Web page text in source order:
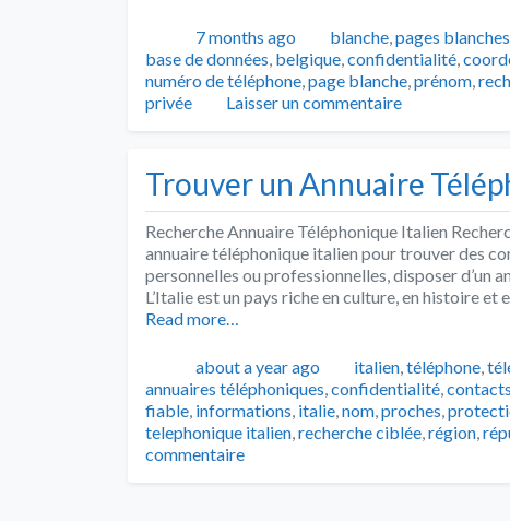
Publié7 months ago Catégories
blanche,pages blanches
base de données, belgique,confidentialité,
numéro de téléphone,page blanche,prénom,
privée
Laisser un commentaire
Trouver un Annuaire
Recherche Annuaire Téléphonique Italien
annuaire téléphonique italien pour trouver des
personnelles ou professionnelles, disposer d’un
L’Italie est un pays riche en culture, en histoire
Read more…
Publié
about a year ago Catégories
italien,téléphone,
annuaires téléphoniques,confidentialité,contacts
fiable, informations, italie,nom,proches,
telephonique italien,recherche ciblée,région,
commentaire